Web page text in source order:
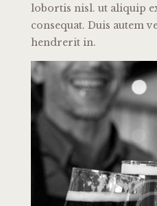
lobortis nisl. ut aliquip
consequat. Duis autem
hendrerit in.